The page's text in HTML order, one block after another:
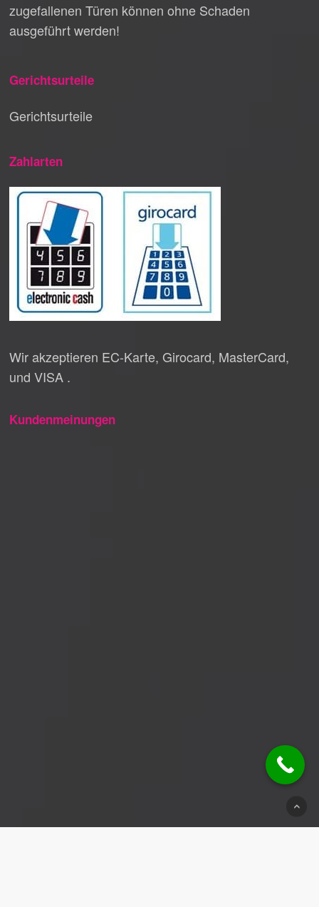
zugefallenen Türen können ohne Schaden
ausgeführt werden!
Gerichtsurteile
Gerichtsurteile
Zahlarten
Wir akzeptieren EC-Karte, Girocard, MasterCard,
und VISA .
Kundenmeinungen